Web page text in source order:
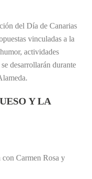
del Día de Canarias
vinculadas a la
actividades
desarrollarán durante
Y LA
Carmen Rosa y